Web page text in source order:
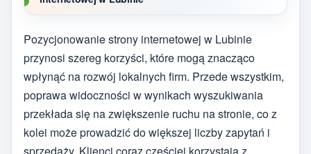
Pozycjonowanie strony internetowej w Lubinie
przynosi szereg korzyści, które mogą znacząco
wpłynąć na rozwój lokalnych firm. Przede wszystkim,
poprawa widoczności w wynikach wyszukiwania
przekłada się na zwiększenie ruchu na stronie, co z
kolei może prowadzić do większej liczby zapytań i